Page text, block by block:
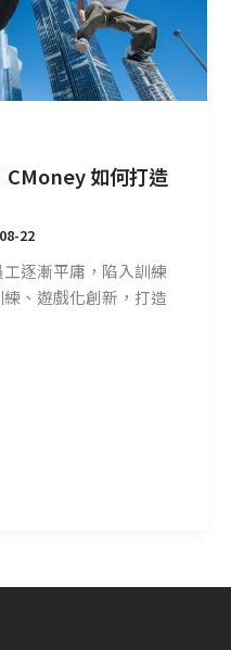
CMoney 如何打造
22
逐漸平庸，陷入訓練
、遊戲化創新，打造